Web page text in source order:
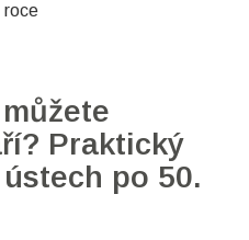
roce
Praktický
po 50.